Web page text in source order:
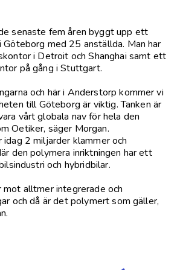
senaste fem åren byggt upp ett
med 25 anställda. Man har
i Detroit och Shanghai samt ett
på gång i Stuttgart.
och här i Anderstorp kommer vi
till Göteborg är viktig. Tanken är
vårt globala nav för hela den
Oetiker, säger Morgan.
2 miljarder klammer och
den polymera inriktningen har ett
och hybridbilar.
mot alltmer integrerade och
och då är det polymert som gäller,